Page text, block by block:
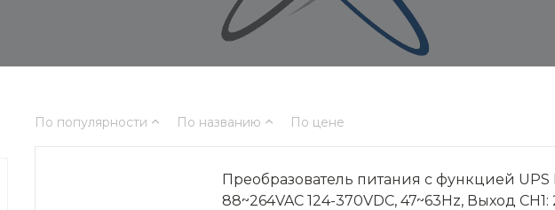
По популярности По названию По цене
Преобразователь питания с функцией UPS
88~264VAC 124-370VDC, 47~63Hz, Выход CH1: